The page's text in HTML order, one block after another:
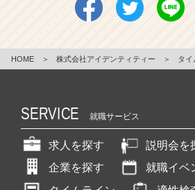
HOME ＞ 株式会社アイデンティティー ＞ タイ
SERVICE 就職サービス
求人を探す
説明会を
企業を探す
就職イベ